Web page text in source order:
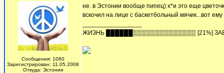
Сообщения: 1060
Зарегистрирован: 11.05.2008
Откуда: Эстония
не. в Эстонии вообще пипец) х*и это еще
вскочил на лице с баскетбольный мячик...вот
ЖИЗHЬ ██████▒▒▒▒▒▒▒▒▒▒▒▒▒▒ [21%]